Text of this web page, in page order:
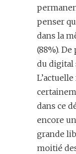
penser
dans la
(88%).
du digital
dans ce
encore
grande
moitié